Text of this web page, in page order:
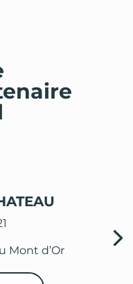
Mont d’Or